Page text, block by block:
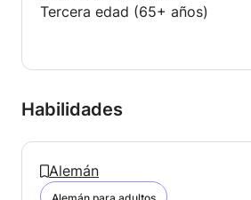
Tercera edad (65+ años)
Habilidades
Alemán